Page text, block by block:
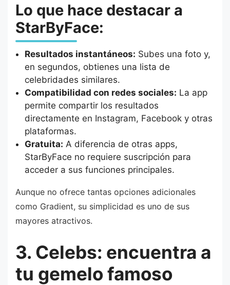
Lo que hace destacar a
StarByFace:
Resultados instantáneos: Subes una foto y,
en segundos, obtienes una lista de
celebridades similares.
Compatibilidad con redes sociales: La app
permite compartir los resultados
directamente en Instagram, Facebook y otras
plataformas.
Gratuita: A diferencia de otras apps,
StarByFace no requiere suscripción para
acceder a sus funciones principales.
Aunque no ofrece tantas opciones adicionales
como Gradient, su simplicidad es uno de sus
mayores atractivos.
3. Celebs: encuentra a
tu gemelo famoso